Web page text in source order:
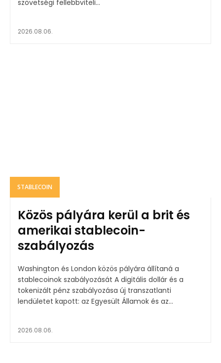
szövetségi fellebbviteli...
2026.08.06.
STABLECOIN
Közös pályára kerül a brit és
amerikai stablecoin-
szabályozás
Washington és London közös pályára állítaná a
stablecoinok szabályozását A digitális dollár és a
tokenizált pénz szabályozása új transzatlanti
lendületet kapott: az Egyesült Államok és az...
2026.08.06.